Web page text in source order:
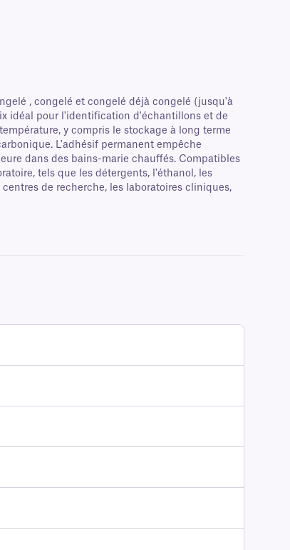
, congelé et congelé déjà congelé (jusqu'à
idéal pour l'identification d'échantillons et de
y compris le stockage à long terme
L'adhésif permanent empêche
dans des bains-marie chauffés. Compatibles
tels que les détergents, l'éthanol, les
de recherche, les laboratoires cliniques,